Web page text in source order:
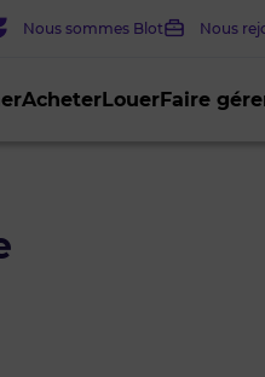
AcheterLouerFaire
Nous sommes Blot Nous